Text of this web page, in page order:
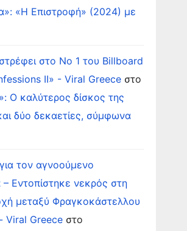
«Η Επιστροφή» (2024) με
στο Νο 1 του Billboard
II» - Viral Greece στο
Ο καλύτερος δίσκος της
δύο δεκαετίες, σύμφωνα
τον αγνοούμενο
Εντοπίστηκε νεκρός στη
μεταξύ Φραγκοκάστελλου
Viral Greece στο